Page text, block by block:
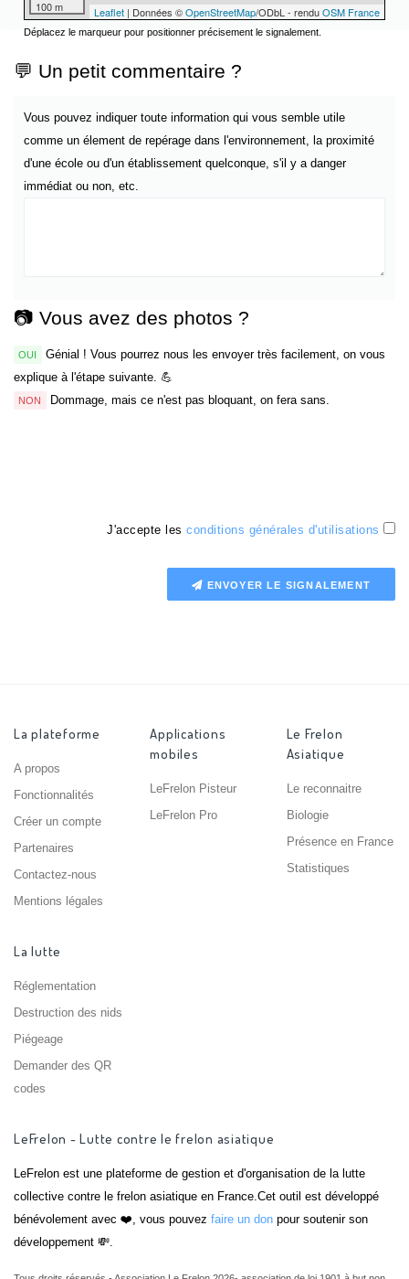
100 m Leaflet | Données ©OpenStreetMap/ODbL - renduOSM France
Déplacez le marqueur pour positionner précisement le signalement.
💬 Un petit commentaire ?
Vous pouvez indiquer toute information qui vous semble utile
comme un élement de repérage dans l'environnement, la proximité
d'une école ou d'un établissement quelconque, s'il y a danger
immédiat ou non, etc.
📷 Vous avez des photos ?
OUI
Génial ! Vous pourrez nous les envoyer très facilement, on vous
explique à l'étape suivante. 💪
NON Dommage, mais ce n'est pas bloquant, on fera sans.
J'accepte les conditions générales d'utilisations
ENVOYER LE SIGNALEMENT
La plateforme
A propos
Fonctionnalités
Créer un compte
Partenaires
Contactez-nous
Mentions légales
Applications
mobiles
LeFrelon Pisteur
LeFrelon Pro
Le Frelon
Asiatique
Le reconnaitre
Biologie
Présence en France
Statistiques
La lutte
Réglementation
Destruction des nids
Piégeage
Demander des QR
codes
LeFrelon - Lutte contre le frelon asiatique
LeFrelon est une plateforme de gestion et d'organisation de la lutte
collective contre le frelon asiatique en France.Cet outil est développé
bénévolement avec ❤️, vous pouvez faire un don pour soutenir son
développement 💸.